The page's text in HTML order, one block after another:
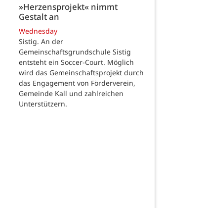
»Herzensprojekt« nimmt
Gestalt an
Wednesday
Sistig. An der
Gemeinschaftsgrundschule Sistig
entsteht ein Soccer-Court. Möglich
wird das Gemeinschaftsprojekt durch
das Engagement von Förderverein,
Gemeinde Kall und zahlreichen
Unterstützern.